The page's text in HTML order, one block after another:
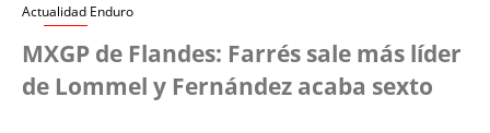
Actualidad Enduro
MXGP de Flandes: Farrés sale más líder
de Lommel y Fernández acaba sexto